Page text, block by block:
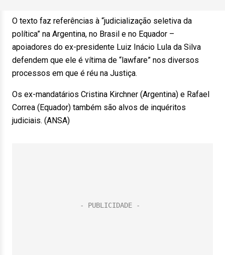
O texto faz referências à “judicialização seletiva da
política” na Argentina, no Brasil e no Equador –
apoiadores do ex-presidente Luiz Inácio Lula da Silva
defendem que ele é vítima de “lawfare” nos diversos
processos em que é réu na Justiça.
Os ex-mandatários Cristina Kirchner (Argentina) e Rafael
Correa (Equador) também são alvos de inquéritos
judiciais. (ANSA)